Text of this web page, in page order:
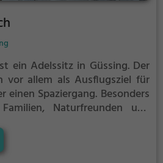
ein Adelssitz in Güssing. Der
vor allem als Ausflugsziel für
einen Spaziergang. Besonders
Naturfreunden und
Zeiten und bietet
die Geschichte.